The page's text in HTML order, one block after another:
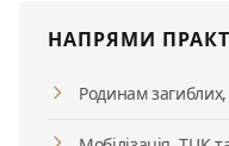
НАПРЯМИ
Родинам